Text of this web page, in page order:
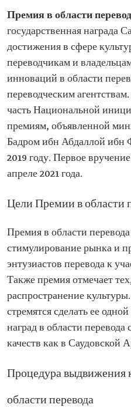
Премия в области
государственная награда
достижения в сфере
переводчикам и
инноваций в области
переводческим
часть Национальной
премиям, объявленной
Бадром ибн Абдаллой ибн
2019 году. Первое
апреле 2021 года.
Цели Премии в области
Премия в области
стимулирование рынка и
энтузиастов перевода к
Также премия отмечает
распространение
стремятся сделать ее
наград в области
качеств как в Саудовской
Процедура выдвижения
области перевода